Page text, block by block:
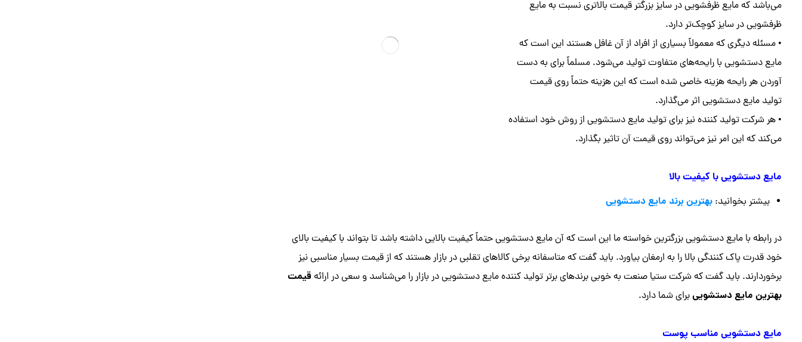
می‌باشد که مایع ظرفشویی در سایز بزرگتر قیمت بالاتری نسبت به مایع
ظرفشویی در سایز کوچک‌تر دارد.
• مسئله دیگری که معمولاً بسیاری از افراد از آن غافل هستند این است که
مایع دستشویی با رایحه‌های متفاوت تولید می‌شود. مسلماً برای به دست
آوردن هر رایحه هزینه خاصی شده است که این هزینه حتماً روی قیمت
تولید مایع دستشویی اثر می‌گذارد.
• هر شرکت تولید کننده نیز برای تولید مایع دستشویی از روش خود استفاده
می‌کند که این امر نیز می‌تواند روی قیمت آن تاثیر بگذارد‌.
مایع دستشویی با کیفیت بالا
بیشتر بخوانید: بهترین برند مایع دستشویی
در رابطه با مایع دستشویی بزرگترین خواسته ما این است که آن مایع دستشویی حتماً کیفیت بالایی داشته باشد تا بتواند با کیفیت بالای
خود قدرت پاک کنندگی بالا را به ارمغان بیاورد. باید گفت که متاسفانه برخی کالاهای تقلبی در بازار هستند که از قیمت بسیار مناسبی نیز
برخوردارند. باید گفت که شرکت ستیا صنعت به خوبی برندهای برتر تولید کننده مایع دستشویی در بازار را می‌شناسد و سعی در ارائه قیمت
بهترین مایع دستشوییبرای شما دارد.
مایع دستشویی مناسب پوست